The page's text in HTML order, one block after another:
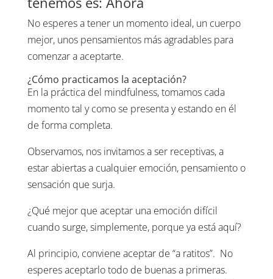
No esperes a tener un momento ideal, un cuerpo
mejor, unos pensamientos más agradables para
comenzar a aceptarte.
¿Cómo practicamos la aceptación?
En la práctica del mindfulness, tomamos cada
momento tal y como se presenta y estando en él
de forma completa.
Observamos, nos invitamos a ser receptivas, a
estar abiertas a cualquier emoción, pensamiento o
sensación que surja.
¿Qué mejor que aceptar una emoción difícil
cuando surge, simplemente, porque ya está aquí?
Al principio, conviene aceptar de “a ratitos”. No
esperes aceptarlo todo de buenas a primeras.